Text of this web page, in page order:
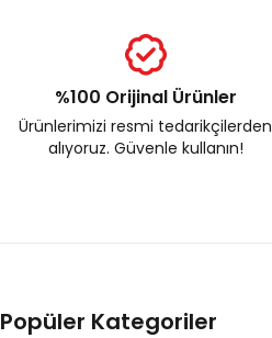
%100 Orijinal Ürünler
Ürünlerimizi resmi tedarikçilerden
alıyoruz. Güvenle kullanın!
Popüler Kategoriler